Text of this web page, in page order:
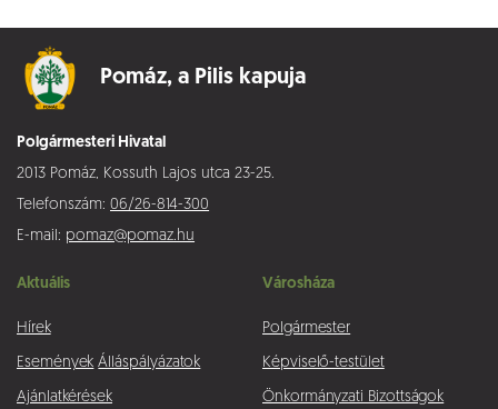
Pomáz, a Pilis kapuja
Polgármesteri Hivatal
2013 Pomáz, Kossuth Lajos utca 23-25.
Telefonszám: 06/26-814-300
E-mail: pomaz@pomaz.hu
Aktuális
Hírek
Események Álláspályázatok
Ajánlatkérések
Városháza
Polgármester
Képviselő-testület
Önkormányzati Bizottságok